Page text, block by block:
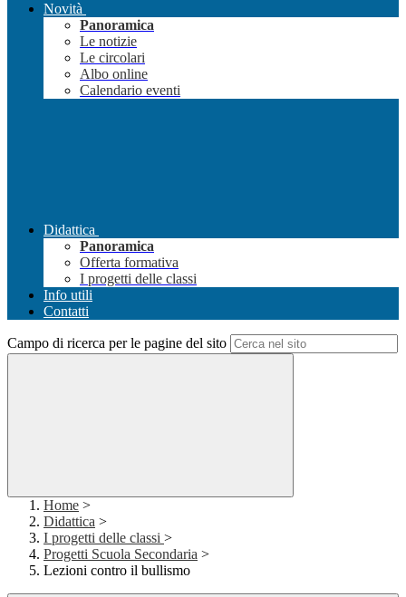
Novità
Panoramica
Le notizie
Le circolari
Albo online
Calendario eventi
Didattica
Panoramica
Offerta formativa
I progetti delle classi
Info utili
Contatti
Campo di ricerca per le pagine del sito
Home >
Didattica >
I progetti delle classi >
Progetti Scuola Secondaria >
Lezioni contro il bullismo